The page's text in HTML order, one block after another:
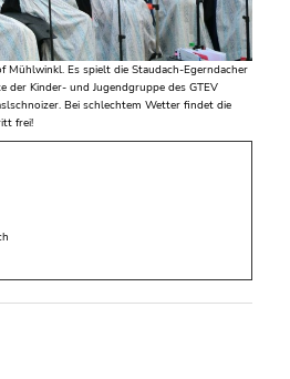
Mühlwinkl. Es spielt die Staudach-Egerndacher
Kinder- und Jugendgruppe des GTEV
Bei schlechtem Wetter findet die
frei!